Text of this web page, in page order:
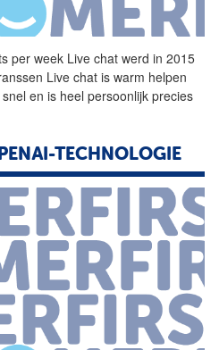
per week Live chat werd in 2015
Live chat is warm helpen
en is heel persoonlijk precies
TECHNOLOGIE